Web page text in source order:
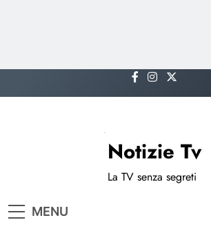
to
Notizie Tv
La TV senza segreti
MENU